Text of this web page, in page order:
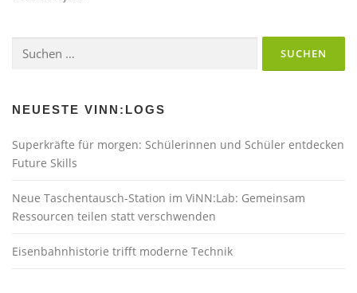
nach:
NEUESTE VINN:LOGS
Superkräfte für morgen: Schülerinnen und Schüler entdecken
Future Skills
Neue Taschentausch-Station im ViNN:Lab: Gemeinsam
Ressourcen teilen statt verschwenden
Eisenbahnhistorie trifft moderne Technik